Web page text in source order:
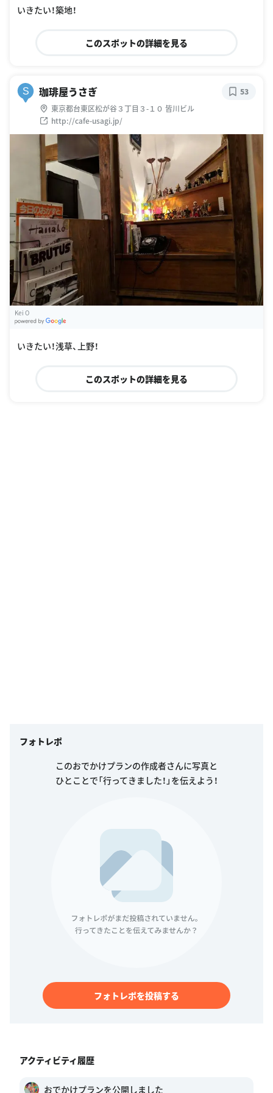
いきたい！築地！
このスポットの詳細を見る
S 珈琲屋うさぎ
東京都台東区松が谷３丁目３-１０ 皆川ビル
http://cafe-usagi.jp/
53
Kei O
いきたい！浅草、上野！
このスポットの詳細を見る
フォトレポ
このおでかけプランの作成者さんに写真と
ひとことで「行ってきました！」を伝えよう！
フォトレポを投稿する
アクティビティ履歴
おでかけプランを公開しました